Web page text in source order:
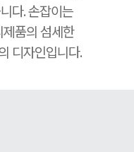
다. 손잡이는
품의 섬세한
디자인입니다.